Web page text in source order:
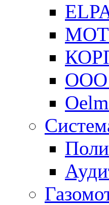
ООО